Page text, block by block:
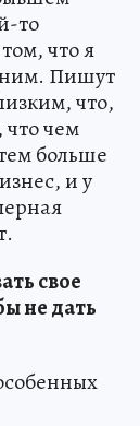
то
что я
ним. Пишут
что,
чем
больше
и у
свое
не дать